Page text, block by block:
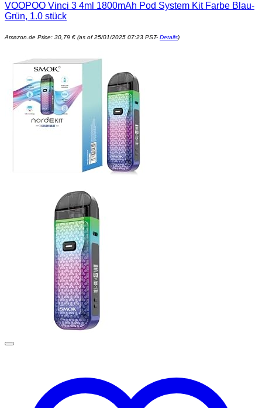
VOOPOO Vinci 3 4ml 1800mAh Pod System Kit Farbe Blau-
Grün, 1.0 stück
Amazon.de Price: 30,79 € (as of 25/01/2025 07:23 PST- Details)